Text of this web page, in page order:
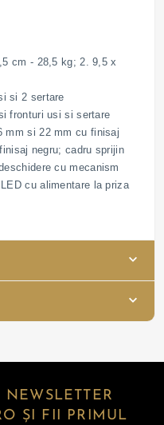
cm - 28,5 kg; 2. 9,5 x
si 2 sertare
fronturi usi si sertare
mm si 22 mm cu finisaj
negru; cadru sprijin
cu mecanism
cu alimentare la priza
ȘI FII PRIMUL